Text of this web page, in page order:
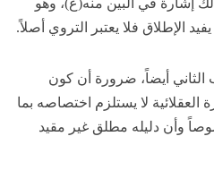
الإطلاق فلا يعتبر التروي أصلاً.
الثاني أيضاً، ضرورة أن كون
لا يستلزم اختصاصه بما
وأن دليله مطلق غير مقيد